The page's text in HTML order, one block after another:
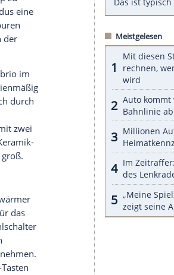
personenbezogene
Variante mit
mit Twin-Turbo-
von 650 Newtonmetern
Getriebe
13,1 Sekunden von
M Driver's Packages
gesteuerten
stufenlos und
DasSystem
hilft, den Grip zu
4WD-Modus eine